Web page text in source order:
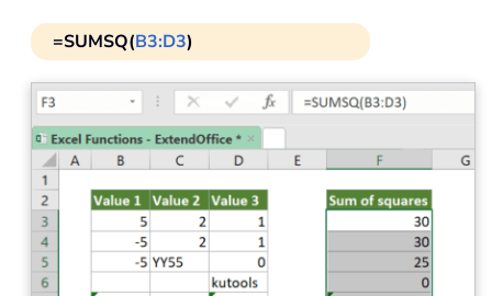
=SUMSQ(B3:D3)